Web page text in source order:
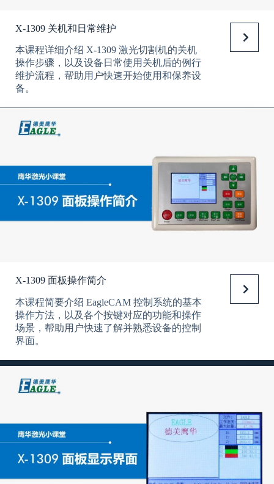
X-1309 关机和日常维护
本课程详细介绍 X-1309 激光切割机的关机
操作步骤，以及设备日常使用关机后的例行
维护流程，帮助用户快速开始使用和保养设
备。
X-1309 面板操作简介
本课程简要介绍 EagleCAM 控制系统的基本
操作方法，以及各个按键对应的功能和操作
场景，帮助用户快速了解并熟悉设备的控制
界面。